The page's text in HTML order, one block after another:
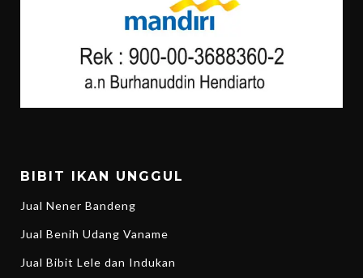
BIBIT IKAN UNGGUL
Jual Nener Bandeng
Jual Benih Udang Vaname
Jual Bibit Lele dan Indukan